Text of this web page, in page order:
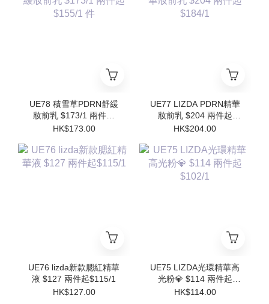
UE78 積雪草PDRN舒緩
妝前乳 $173/1 兩件起
$155/1 件
HK$173.00
UE77 LIZDA PDRN精華
妝前乳 $204 兩件起
$184/1
HK$204.00
UE76 lizda新款腮紅精華
液 $127 兩件起$115/1
HK$127.00
UE75 LIZDA光環精華高
光粉💎 $114 兩件起
$102/1
HK$114.00